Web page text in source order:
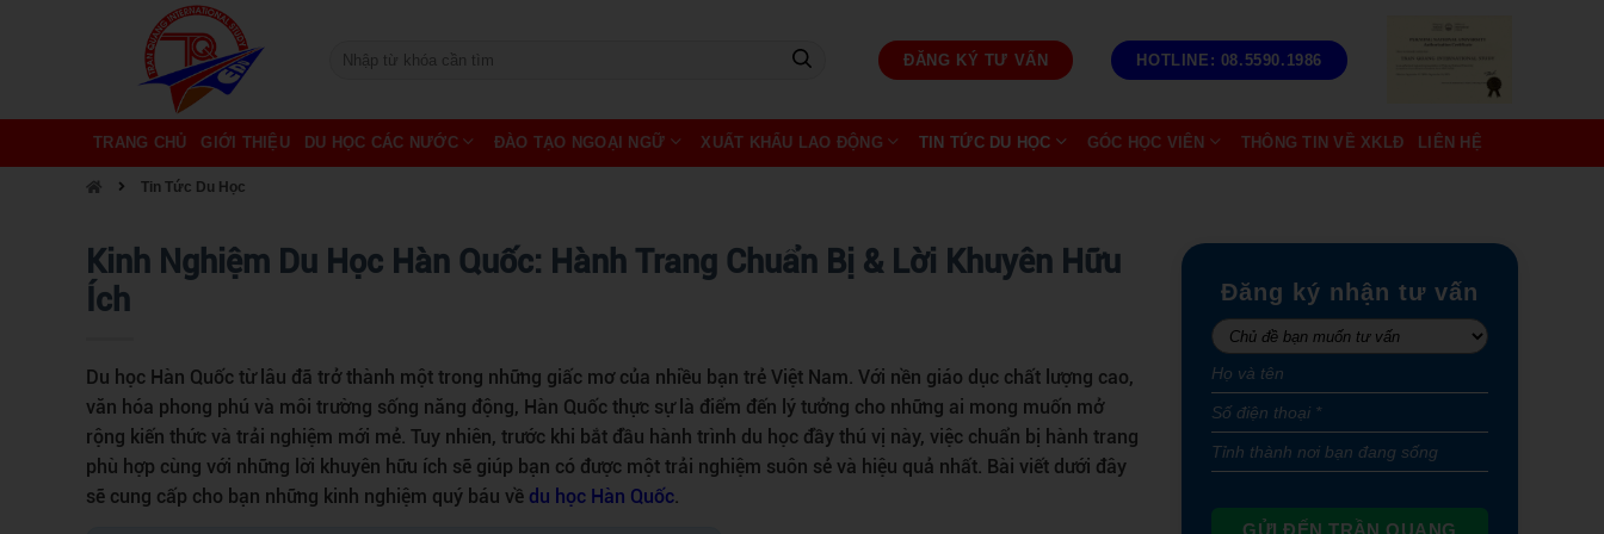
ĐĂNG KÝ TƯ VẤN HOTLINE: 08.5590.1986
TRANG CHỦ GIỚI THIỆU DU HỌC CÁC NƯỚC ĐÀO TẠO NGOẠI NGỮ XUẤT KHẨU LAO ĐỘNG TIN TỨC DU HỌC GÓC HỌC VIÊN THÔNG TIN VỀ XKLĐ LIÊN HỆ
Tin Tức Du Học
Kinh Nghiệm Du Học Hàn Quốc: Hành Trang Chuẩn Bị & Lời Khuyên Hữu
Ích
Du học Hàn Quốc từ lâu đã trở thành một trong những giấc mơ của nhiều bạn trẻ Việt Nam. Với nền giáo dục chất lượng cao,
văn hóa phong phú và môi trường sống năng động, Hàn Quốc thực sự là điểm đến lý tưởng cho những ai mong muốn mở
rộng kiến thức và trải nghiệm mới mẻ. Tuy nhiên, trước khi bắt đầu hành trình du học đầy thú vị này, việc chuẩn bị hành trang
phù hợp cùng với những lời khuyên hữu ích sẽ giúp bạn có được một trải nghiệm suôn sẻ và hiệu quả nhất. Bài viết dưới đây
sẽ cung cấp cho bạn những kinh nghiệm quý báu về du học Hàn Quốc.
Đăng ký nhận tư vấn
GỬI ĐẾN TRẦN QUANG